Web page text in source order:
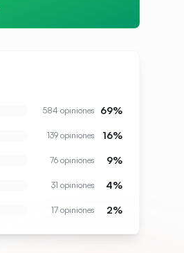
584 opiniones 69%
139 opiniones 16%
76 opiniones 9%
31 opiniones 4%
17 opiniones 2%